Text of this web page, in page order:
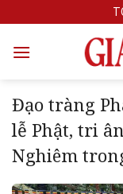
to
content
Đạo tràng
lễ Phật, tri
Nghiêm